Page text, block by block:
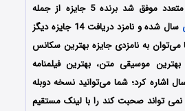
جشنواره‌های بین‌المللی متعدد موفق شد برنده 5 جایزه از جمله
سال شده و نامزد دریافت 14 جایزه دیگز
می‌توان به نامزدی جایزه بهترین سکانس
بهترین موسیقی متن، بهترین فیلمنامه
اشاره کرد؛ شما می‌توانید نسخه دوبله
تواند صحبت کندرا با لینک مستقیم